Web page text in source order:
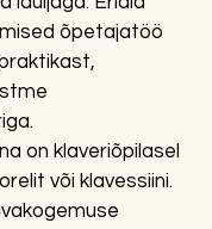
õpetajatöö
on klaveriõpilasel
või klavessiini.